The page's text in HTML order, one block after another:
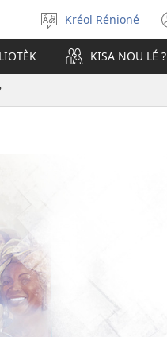
Choizi
la
lang
Kréol Rénioné
KISA NOU LÉ ?